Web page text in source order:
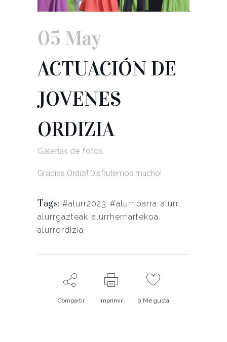
05 May
ACTUACIÓN DE
JOVENES
ORDIZIA
Galerías de fotos
Gracias Ordizi! Disfrutemos mucho!
Tags: #alurr2023 #alurribarra alurr
alurrgazteak alurrherriartekoa
alurrordizia
Compartir Imprimir 0 Me gusta